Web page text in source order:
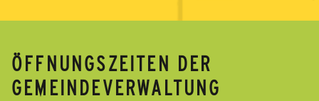
ÖFFNUNGSZEITEN DER
GEMEINDEVERWALTUNG